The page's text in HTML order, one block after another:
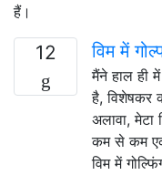
हैं।
12 विम में
मैंने हाल ही
है, विशेषकर
अलावा,
कम से कम एक
विम में